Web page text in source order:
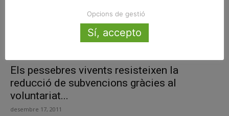
Els pessebres vivents resisteixen la
reducció de subvencions gràcies al
voluntariat...
desembre 17, 2011
Opcions de gestió
Sí, accepto